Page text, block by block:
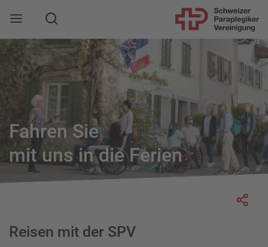
Mobile Navigation öffnen
Suche
Fahren Sie
mit uns in die Ferien
Reisen mit der SPV